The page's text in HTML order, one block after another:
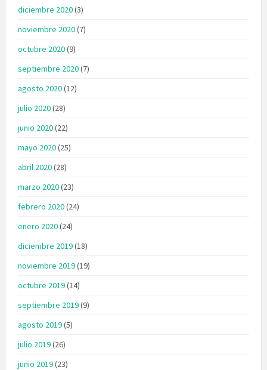
diciembre 2020(3)
noviembre 2020(7)
octubre 2020(9)
septiembre 2020(7)
agosto 2020(12)
julio 2020(28)
junio 2020(22)
mayo 2020(25)
abril 2020(28)
marzo 2020(23)
febrero 2020(24)
enero 2020(24)
diciembre 2019(18)
noviembre 2019(19)
octubre 2019(14)
septiembre 2019(9)
agosto 2019(5)
julio 2019(26)
junio 2019(23)